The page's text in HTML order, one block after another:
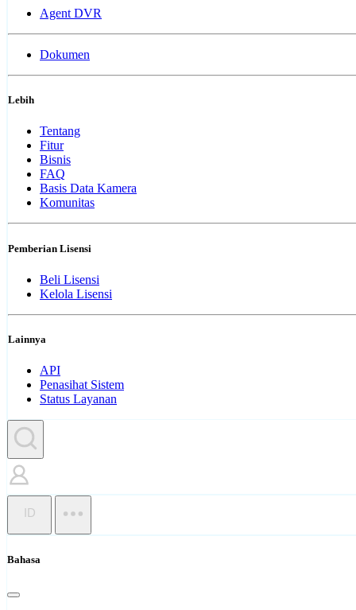
Agent DVR
Dokumen
Lebih
Tentang
Fitur
Bisnis
FAQ
Basis Data Kamera
Komunitas
Pemberian Lisensi
Beli Lisensi
Kelola Lisensi
Lainnya
API
Penasihat Sistem
Status Layanan
ID
Bahasa